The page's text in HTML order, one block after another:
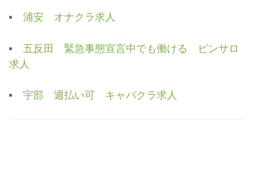
浦安 オナクラ求人
五反田 緊急事態宣言中でも働ける ピンサロ
求人
宇部 週払い可 キャバクラ求人